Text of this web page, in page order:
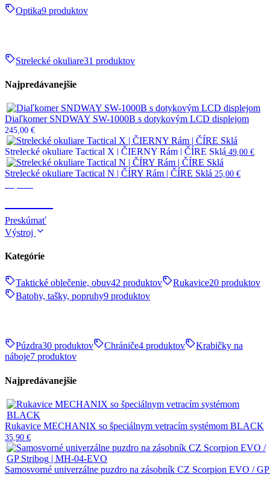
Optika9 produktov
Strelecké okuliare31 produktov
Najpredávanejšie
Diaľkomer SNDWAY SW-1000B s dotykovým LCD displejom
245,00 €
Strelecké okuliare Tactical X | ČIERNY Rám | ČÍRE Sklá 49,00 €
Strelecké okuliare Tactical N | ČÍRY Rám | ČÍRE Sklá 25,00 €
Preskúmať
Výstroj
Kategórie
Taktické oblečenie, obuv42 produktov Rukavice20 produktov
Batohy, tašky, popruhy9 produktov
Púzdra30 produktov Chrániče4 produktov
Krabičky na
náboje7 produktov
Najpredávanejšie
Rukavice MECHANIX so špeciálnym vetracím systémom BLACK
35,90 €
Samosvorné univerzálne puzdro na zásobník CZ Scorpion EVO /